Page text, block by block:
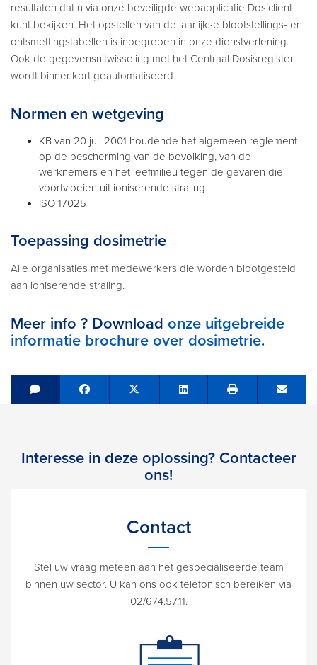
resultaten dat u via onze beveiligde webapplicatie Dosiclient
kunt bekijken. Het opstellen van de jaarlijkse blootstellings- en
ontsmettingstabellen is inbegrepen in onze dienstverlening.
Ook de gegevensuitwisseling met het Centraal Dosisregister
wordt binnenkort geautomatiseerd.
Normen en wetgeving
KB van 20 juli 2001 houdende het algemeen reglement
op de bescherming van de bevolking, van de
werknemers en het leefmilieu tegen de gevaren die
voortvloeien uit ioniserende straling
ISO 17025
Toepassing dosimetrie
Alle organisaties met medewerkers die worden blootgesteld
aan ioniserende straling.
Meer info ? Download onze uitgebreide
informatie brochure over dosimetrie.
Share on Facebook
Tweet Share on LinkedIn Send
Interesse in deze oplossing? Contacteer
ons!
Contact
Stel uw vraag meteen aan het gespecialiseerde team
binnen uw sector. U kan ons ook telefonisch bereiken via
02/674.57.11.